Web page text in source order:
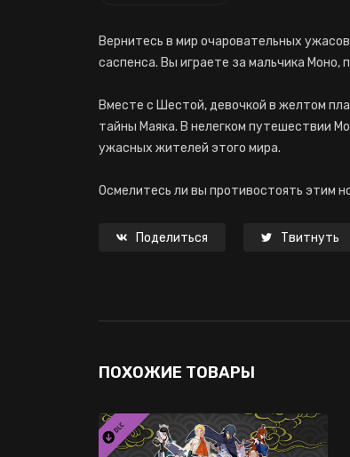
Вернитесь в мир очаровательных
саспенса. Вы играете за мальчика
Вместе с Шестой, девочкой в желтом
тайны Маяка. В нелегком путешествии
ужасных жителей этого мира.
Осмелитесь ли вы противостоять этим
Поделиться Твитнуть
ПОХОЖИЕ ТОВАРЫ